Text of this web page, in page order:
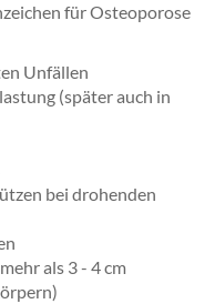
für Osteoporose
Unfällen
(später auch in
bei drohenden
als 3 - 4 cm